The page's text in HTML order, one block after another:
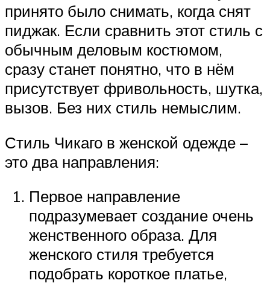
принято было снимать, когда снят
пиджак. Если сравнить этот стиль с
обычным деловым костюмом,
сразу станет понятно, что в нём
присутствует фривольность, шутка,
вызов. Без них стиль немыслим.
Стиль Чикаго в женской одежде –
это два направления:
Первое направление
подразумевает создание очень
женственного образа. Для
женского стиля требуется
подобрать короткое платье,